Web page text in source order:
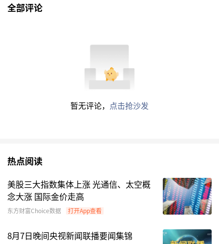
全部评论
暂无评论， 点击抢沙发
热点阅读
美股三大指数集体上涨 光通信、太空概
念大涨 国际金价走高
东方财富Choice数据 打开App查看
8月7日晚间央视新闻联播要闻集锦